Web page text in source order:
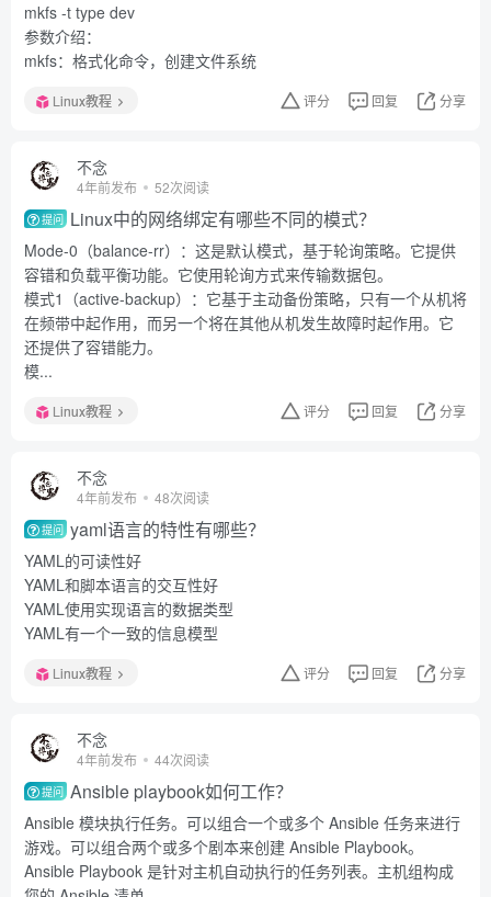
mkfs -t type dev
参数介绍：
mkfs：格式化命令，创建文件系统
Linux教程 评分 回复 分享
不念
4年前发布 52次阅读
提问 Linux中的网络绑定有哪些不同的模式？
Mode-0（balance-rr）：这是默认模式，基于轮询策略。它提供
容错和负载平衡功能。它使用轮询方式来传输数据包。
模式1（active-backup）：它基于主动备份策略，只有一个从机将
在频带中起作用，而另一个将在其他从机发生故障时起作用。它
还提供了容错能力。
模...
Linux教程 评分 回复 分享
不念
4年前发布 48次阅读
提问 yaml语言的特性有哪些？
YAML的可读性好
YAML和脚本语言的交互性好
YAML使用实现语言的数据类型
YAML有一个一致的信息模型
Linux教程 评分 回复 分享
不念
4年前发布 44次阅读
提问 Ansible playbook如何工作？
Ansible 模块执行任务。可以组合一个或多个 Ansible 任务来进行
游戏。可以组合两个或多个剧本来创建 Ansible Playbook。
Ansible Playbook 是针对主机自动执行的任务列表。主机组构成